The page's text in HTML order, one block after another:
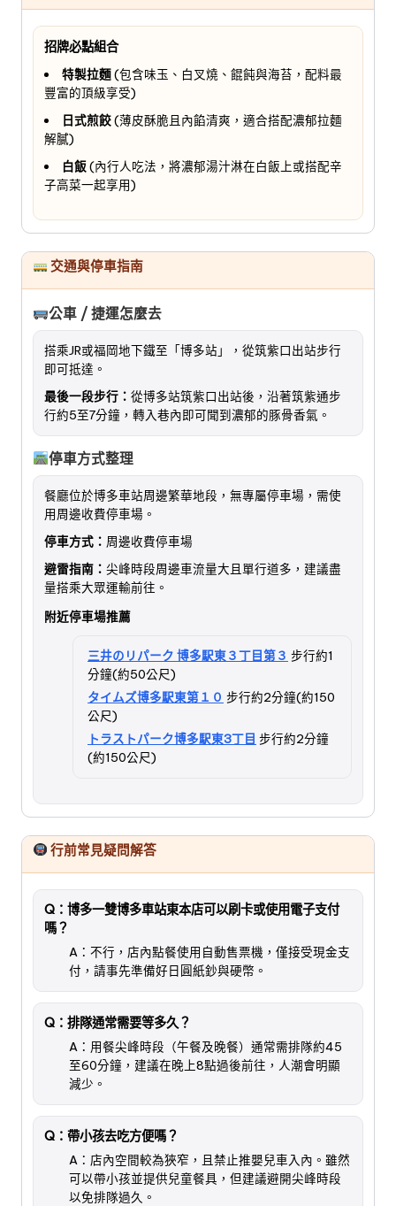
招牌必點組合
特製拉麵(包含味玉、白叉燒、餛飩與海苔，配料最
豐富的頂級享受)
日式煎餃(薄皮酥脆且內餡清爽，適合搭配濃郁拉麵
解膩)
白飯(內行人吃法，將濃郁湯汁淋在白飯上或搭配辛
子高菜一起享用)
交通與停車指南
公車 / 捷運怎麼去
搭乘JR或福岡地下鐵至「博多站」，從筑紫口出站步行
即可抵達。
最後一段步行： 從博多站筑紫口出站後，沿著筑紫通步
行約5至7分鐘，轉入巷內即可聞到濃郁的豚骨香氣。
停車方式整理
餐廳位於博多車站周邊繁華地段，無專屬停車場，需使
用周邊收費停車場。
停車方式： 周邊收費停車場
避雷指南： 尖峰時段周邊車流量大且單行道多，建議盡
量搭乘大眾運輸前往。
附近停車場推薦
三井のリパーク 博多駅東３丁目第３ 步行約1
分鐘(約50公尺)
タイムズ博多駅東第１０ 步行約2分鐘(約150
公尺)
トラストパーク博多駅東3丁目 步行約2分鐘
(約150公尺)
行前常見疑問解答
Q：博多一雙博多車站東本店可以刷卡或使用電子支付
嗎？
A：不行，店內點餐使用自動售票機，僅接受現金支
付，請事先準備好日圓紙鈔與硬幣。
Q：排隊通常需要等多久？
A：用餐尖峰時段（午餐及晚餐）通常需排隊約45
至60分鐘，建議在晚上8點過後前往，人潮會明顯
減少。
Q：帶小孩去吃方便嗎？
A：店內空間較為狹窄，且禁止推嬰兒車入內。雖然
可以帶小孩並提供兒童餐具，但建議避開尖峰時段
以免排隊過久。